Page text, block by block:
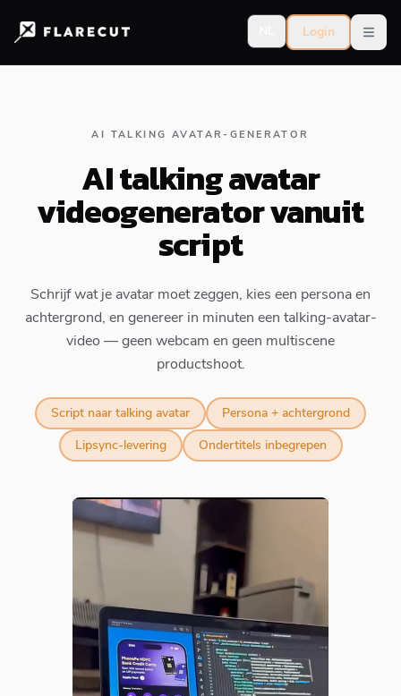
Login
AI TALKING AVATAR-GENERATOR
AI talking avatar
videogenerator vanuit
script
Schrijf wat je avatar moet zeggen, kies een persona en
achtergrond, en genereer in minuten een talking-avatar-
video — geen webcam en geen multiscene
productshoot.
Script naar talking avatar
Persona + achtergrond
Lipsync-levering
Ondertitels inbegrepen